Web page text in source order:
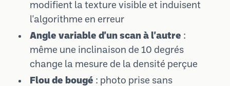
modifient la texture visible et induisent
l'algorithme en erreur
Angle variable d'un scan à l'autre :
même une inclinaison de 10 degrés
change la mesure de la densité perçue
Flou de bougé : photo prise sans